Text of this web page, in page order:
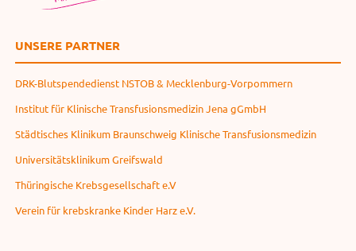
UNSERE PARTNER
DRK-Blutspendedienst NSTOB & Mecklenburg-Vorpommern
Institut für Klinische Transfusionsmedizin Jena gGmbH
Städtisches Klinikum Braunschweig Klinische Transfusionsmedizin
Universitätsklinikum Greifswald
Thüringische Krebsgesellschaft e.V
Verein für krebskranke Kinder Harz e.V.